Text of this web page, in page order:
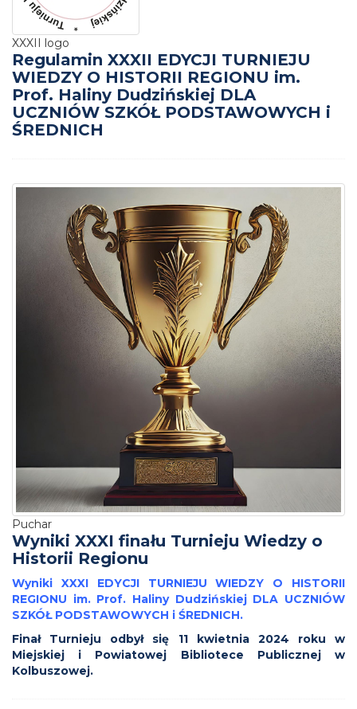
XXXII logo
Regulamin XXXII EDYCJI TURNIEJU
WIEDZY O HISTORII REGIONU im.
Prof. Haliny Dudzińskiej DLA
UCZNIÓW SZKÓŁ PODSTAWOWYCH i
ŚREDNICH
Puchar
Wyniki XXXI finału Turnieju Wiedzy o
Historii Regionu
Wyniki XXXI EDYCJI TURNIEJU WIEDZY O HISTORII
REGIONU im. Prof. Haliny Dudzińskiej DLA UCZNIÓW
SZKÓŁ PODSTAWOWYCH i ŚREDNICH.
Finał Turnieju odbył się 11 kwietnia 2024 roku w
Miejskiej i Powiatowej Bibliotece Publicznej w
Kolbuszowej.